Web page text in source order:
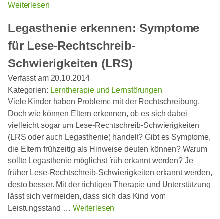
Weiterlesen
Legasthenie erkennen: Symptome
für Lese-Rechtschreib-
Schwierigkeiten (LRS)
Verfasst am 20.10.2014
Kategorien: Lerntherapie und Lernstörungen
Viele Kinder haben Probleme mit der Rechtschreibung.
Doch wie können Eltern erkennen, ob es sich dabei
vielleicht sogar um Lese-Rechtschreib-Schwierigkeiten
(LRS oder auch Legasthenie) handelt? Gibt es Symptome,
die Eltern frühzeitig als Hinweise deuten können? Warum
sollte Legasthenie möglichst früh erkannt werden? Je
früher Lese-Rechtschreib-Schwierigkeiten erkannt werden,
desto besser. Mit der richtigen Therapie und Unterstützung
lässt sich vermeiden, dass sich das Kind vom
Leistungsstand … Weiterlesen